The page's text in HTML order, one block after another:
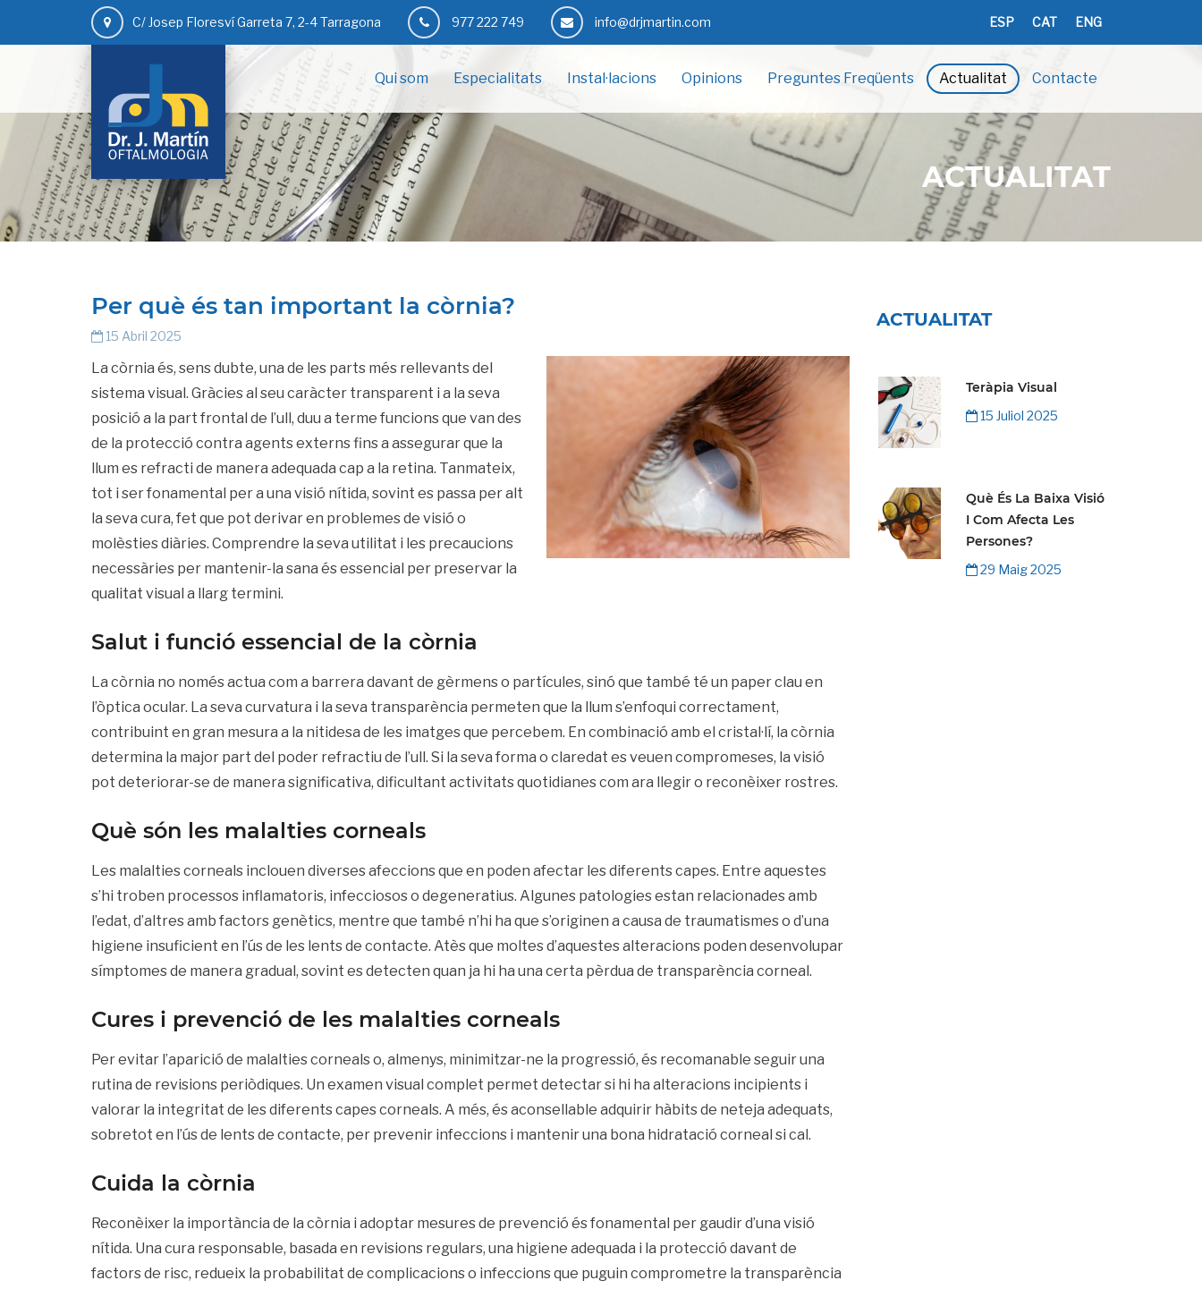
C/ Josep Floresví Garreta 7, 2-4 Tarragona 977 222 749 info@drjmartin.com ESP CAT ENG
Qui som Especialitats Instal·lacions Opinions Preguntes Freqüents Actualitat Contacte
ACTUALITAT
Per què és tan important la còrnia?
15 Abril 2025
La còrnia és, sens dubte, una de les parts més rellevants del
sistema visual. Gràcies al seu caràcter transparent i a la seva
posició a la part frontal de l’ull, duu a terme funcions que van des
de la protecció contra agents externs fins a assegurar que la
llum es refracti de manera adequada cap a la retina. Tanmateix,
tot i ser fonamental per a una visió nítida, sovint es passa per alt
la seva cura, fet que pot derivar en problemes de visió o
molèsties diàries. Comprendre la seva utilitat i les precaucions
necessàries per mantenir-la sana és essencial per preservar la
qualitat visual a llarg termini.
Salut i funció essencial de la còrnia
La còrnia no només actua com a barrera davant de gèrmens o partícules, sinó que també té un paper clau en
l’òptica ocular. La seva curvatura i la seva transparència permeten que la llum s’enfoqui correctament,
contribuint en gran mesura a la nitidesa de les imatges que percebem. En combinació amb el cristal·lí, la còrnia
determina la major part del poder refractiu de l’ull. Si la seva forma o claredat es veuen compromeses, la visió
pot deteriorar-se de manera significativa, dificultant activitats quotidianes com ara llegir o reconèixer rostres.
Què són les malalties corneals
Les malalties corneals inclouen diverses afeccions que en poden afectar les diferents capes. Entre aquestes
s’hi troben processos inflamatoris, infecciosos o degeneratius. Algunes patologies estan relacionades amb
l’edat, d’altres amb factors genètics, mentre que també n’hi ha que s’originen a causa de traumatismes o d’una
higiene insuficient en l’ús de les lents de contacte. Atès que moltes d’aquestes alteracions poden desenvolupar
símptomes de manera gradual, sovint es detecten quan ja hi ha una certa pèrdua de transparència corneal.
Cures i prevenció de les malalties corneals
Per evitar l’aparició de malalties corneals o, almenys, minimitzar-ne la progressió, és recomanable seguir una
rutina de revisions periòdiques. Un examen visual complet permet detectar si hi ha alteracions incipients i
valorar la integritat de les diferents capes corneals. A més, és aconsellable adquirir hàbits de neteja adequats,
sobretot en l’ús de lents de contacte, per prevenir infeccions i mantenir una bona hidratació corneal si cal.
Cuida la còrnia
Reconèixer la importància de la còrnia i adoptar mesures de prevenció és fonamental per gaudir d’una visió
nítida. Una cura responsable, basada en revisions regulars, una higiene adequada i la protecció davant de
factors de risc, redueix la probabilitat de complicacions o infeccions que puguin comprometre la transparència
ACTUALITAT
Teràpia Visual
15 Juliol 2025
Què És La Baixa Visió
I Com Afecta Les
Persones?
29 Maig 2025